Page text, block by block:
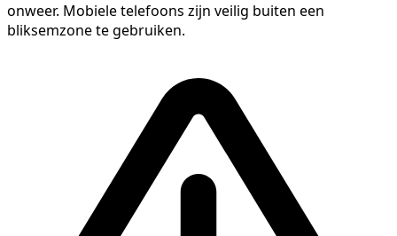
onweer. Mobiele telefoons zijn veilig buiten een
bliksemzone te gebruiken.